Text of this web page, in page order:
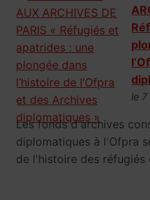
le
Les fonds d'archives
diplomatiques à l'Ofpra
de l'histoire des réfugiés